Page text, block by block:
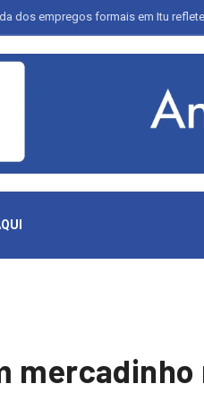
formais em Itu reflete cenário
mercadinho